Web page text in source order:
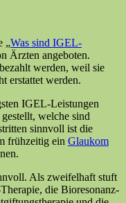
„Was sind IGEL-
Ärzten angeboten.
werden, weil sie
erstattet werden.
IGEL-Leistungen
welche sind
sinnvoll ist die
frühzeitig ein Glaukom
Als zweifelhaft stuft
die Bioresonanz-